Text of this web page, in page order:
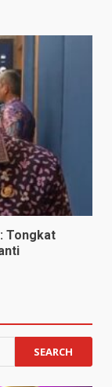
Tongkat